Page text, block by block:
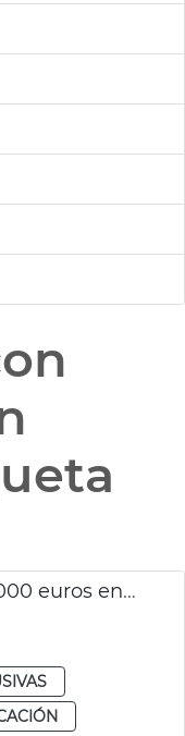
València subvenciona 111.000 euros entidades promoción personas discapacidad